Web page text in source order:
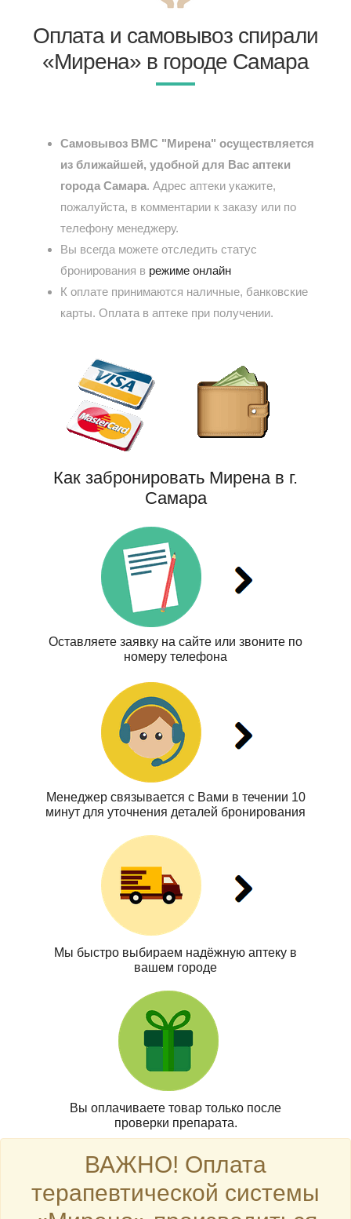
Оплата и самовывоз спирали
«Мирена» в городе Самара
Самовывоз ВМС "Мирена" осуществляется
из ближайшей, удобной для Вас аптеки
города Самара. Адрес аптеки укажите,
пожалуйста, в комментарии к заказу или по
телефону менеджеру.
Вы всегда можете отследить статус
бронирования в режиме онлайн
К оплате принимаются наличные, банковские
карты. Оплата в аптеке при получении.
Как забронировать Мирена в г.
Самара
Оставляете заявку на сайте или звоните по
номеру телефона
Менеджер связывается с Вами в течении 10
минут для уточнения деталей бронирования
Мы быстро выбираем надёжную аптеку в
вашем городе
Вы оплачиваете товар только после
проверки препарата.
ВАЖНО! Оплата
терапевтической системы